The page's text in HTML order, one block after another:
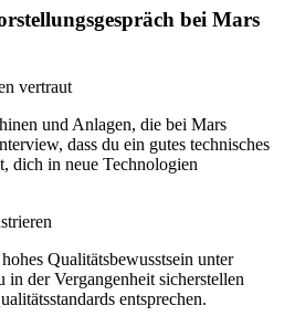
bei Mars
vertraut
und Anlagen, die bei Mars
dass du ein gutes technisches
dich in neue Technologien
Qualitätsbewusstsein unter
der Vergangenheit sicherstellen
entsprechen.